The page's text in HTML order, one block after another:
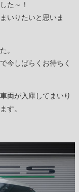
た～！
いりたいと思いま
。
今しばらくお待ちく
両が入庫してまいり
す。